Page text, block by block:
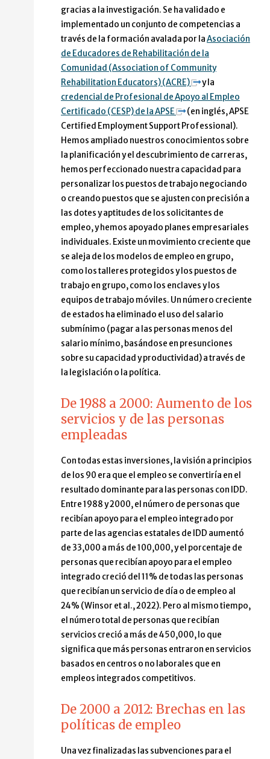
gracias a la investigación. Se ha validado e
implementado un conjunto de competencias a
través de la formación avalada por laAsociación
de Educadores de Rehabilitación de la
Comunidad (Association of Community
Rehabilitation Educators) (ACRE)
y la
credencial de Profesional de Apoyo al Empleo
Certificado (CESP) de la APSE
(en inglés, APSE
Certified Employment Support Professional).
Hemos ampliado nuestros conocimientos sobre
la planificación y el descubrimiento de carreras,
hemos perfeccionado nuestra capacidad para
personalizar los puestos de trabajo negociando
o creando puestos que se ajusten con precisión a
las dotes y aptitudes de los solicitantes de
empleo, y hemos apoyado planes empresariales
individuales. Existe un movimiento creciente que
se aleja de los modelos de empleo en grupo,
como los talleres protegidos y los puestos de
trabajo en grupo, como los enclaves y los
equipos de trabajo móviles. Un número creciente
de estados ha eliminado el uso del salario
submínimo (pagar a las personas menos del
salario mínimo, basándose en presunciones
sobre su capacidad y productividad) a través de
la legislación o la política.
De 1988 a 2000: Aumento de los
servicios y de las personas
empleadas
Con todas estas inversiones, la visión a principios
de los 90 era que el empleo se convertiría en el
resultado dominante para las personas con IDD.
Entre 1988 y 2000, el número de personas que
recibían apoyo para el empleo integrado por
parte de las agencias estatales de IDD aumentó
de 33,000 a más de 100,000, y el porcentaje de
personas que recibían apoyo para el empleo
integrado creció del 11% de todas las personas
que recibían un servicio de día o de empleo al
24% (Winsor et al., 2022). Pero al mismo tiempo,
el número total de personas que recibían
servicios creció a más de 450,000, lo que
significa que más personas entraron en servicios
basados en centros o no laborales que en
empleos integrados competitivos.
De 2000 a 2012: Brechas en las
políticas de empleo
Una vez finalizadas las subvenciones para el